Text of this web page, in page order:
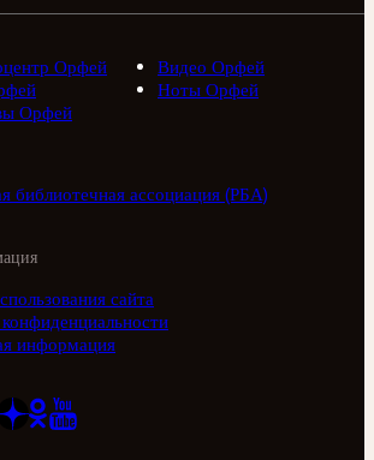
Орфей
Видео Орфей
Ноты Орфей
Орфей
библиотечная ассоциация (РБА)
сайта
информация